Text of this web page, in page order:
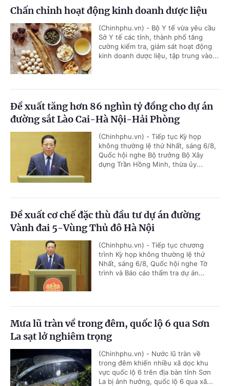
Chấn chỉnh hoạt động kinh doanh dược liệu
(Chinhphu.vn) - Bộ Y tế vừa yêu cầu
Sở Y tế các tỉnh, thành phố tăng
cường kiểm tra, giám sát hoạt động
kinh doanh dược liệu, tập trung vào...
Đề xuất tăng hơn 86 nghìn tỷ đồng cho dự án
đường sắt Lào Cai-Hà Nội-Hải Phòng
(Chinhphu.vn) - Tiếp tục Kỳ họp
không thường lệ thứ Nhất, sáng 6/8,
Quốc hội nghe Bộ trưởng Bộ Xây
dựng Trần Hồng Minh, thừa ủy...
Đề xuất cơ chế đặc thù đầu tư dự án đường
Vành đai 5-Vùng Thủ đô Hà Nội
(Chinhphu.vn) - Tiếp tục chương
trình Kỳ họp không thường lệ thứ
Nhất, sáng 6/8, Quốc hội nghe Tờ
trình và Báo cáo thẩm tra dự án...
Mưa lũ tràn về trong đêm, quốc lộ 6 qua Sơn
La sạt lở nghiêm trọng
(Chinhphu.vn) - Nước lũ tràn về
trong đêm khiến nhiều xã dọc khu
vực quốc lộ 6 trên địa bàn tỉnh Sơn
La bị ảnh hưởng, quốc lộ 6 qua xã...